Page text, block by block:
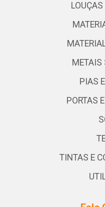
METAIS
PIAS
PORTAS
TINTAS E